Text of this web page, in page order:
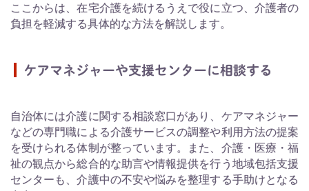
ここからは、在宅介護を続けるうえで役に立つ、介護者の
負担を軽減する具体的な方法を解説します。
ケアマネジャーや支援センターに相談する
自治体には介護に関する相談窓口があり、ケアマネジャー
などの専門職による介護サービスの調整や利用方法の提案
を受けられる体制が整っています。また、介護・医療・福
祉の観点から総合的な助言や情報提供を行う地域包括支援
センターも、介護中の不安や悩みを整理する手助けとなる